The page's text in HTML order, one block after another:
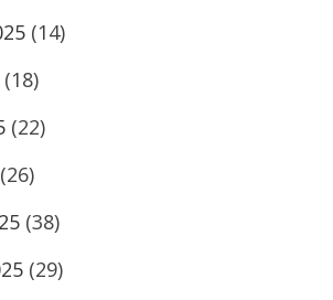
(14)
(18)
(22)
(26)
(38)
(29)